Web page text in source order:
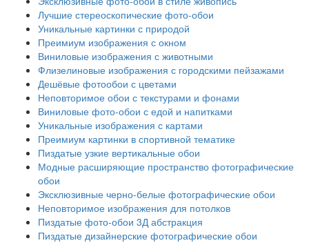
Лучшие стереоскопические фото-обои
Уникальные картинки с природой
Преимиум изображения с окном
Виниловые изображения с животными
Флизелиновые изображения с городскими пейзажами
Дешёвые фотообои с цветами
Неповторимое обои с текстурами и фонами
Виниловые фото-обои с едой и напитками
Уникальные изображения с картами
Преимиум картинки в спортивной тематике
Пиздатые узкие вертикальные обои
Модные расширяющие пространство фотографические
обои
Эксклюзивные черно-белые фотографические обои
Неповторимое изображения для потолков
Пиздатые фото-обои 3Д абстракция
Пиздатые дизайнерские фотографические обои